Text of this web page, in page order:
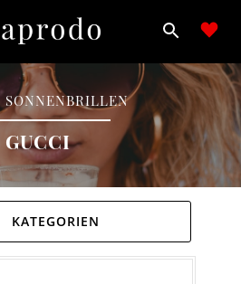
SONNENBRILLEN
GUCCI
KATEGORIEN